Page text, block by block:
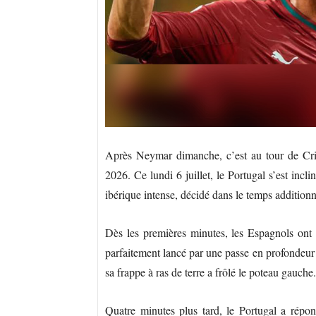
Après Neymar dimanche, c’est au tour de
2026. Ce lundi 6 juillet, le Portugal s’est
ibérique intense, décidé dans le temps
Dès les premières minutes, les Espagnols
parfaitement lancé par une passe en
sa frappe à ras de terre a frôlé le poteau gauche.
Quatre minutes plus tard, le Portugal a